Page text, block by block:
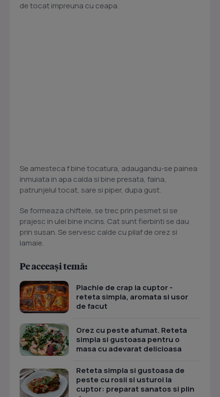
de tocat impreuna cu ceapa.
Se amesteca f bine tocatura, adaugandu-se painea
inmuiata in apa calda si bine presata, faina,
patrunjelul tocat, sare si piper, dupa gust.
Se formeaza chiftele, se trec prin pesmet si se
prajesc in ulei bine incins. Cat sunt fierbinti se dau
prin susan. Se servesc calde cu pilaf de orez si
lamaie.
Pe aceeași temă:
Plachie de crap la cuptor -
reteta simpla, aromata si usor
de facut
Orez cu peste afumat. Reteta
simpla si gustoasa pentru o
masa cu adevarat delicioasa
Reteta simpla si gustoasa de
peste cu rosii si usturoi la
cuptor: preparat sanatos si plin